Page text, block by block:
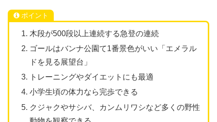
ポイント
木段が500段以上連続する急登の連続
ゴールはバンナ公園て1番景色がいい「エメラル
ドを見る展望台」
トレーニングやダイエットにも最適
小学生頃の体力なら完歩できる
クジャクやサシバ、カンムリワシなど多くの野性